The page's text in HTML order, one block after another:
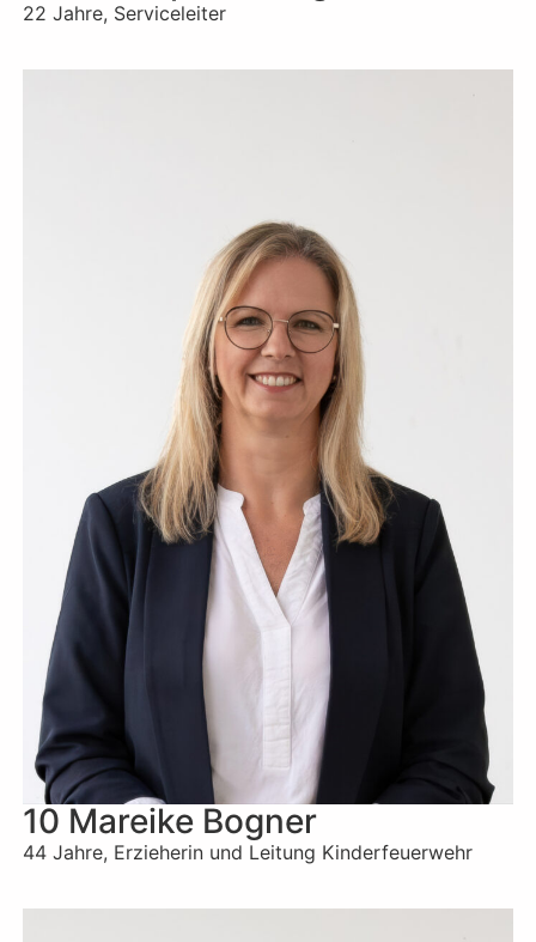
22 Jahre, Serviceleiter
10 Mareike Bogner
44 Jahre, Erzieherin und Leitung Kinderfeuerwehr